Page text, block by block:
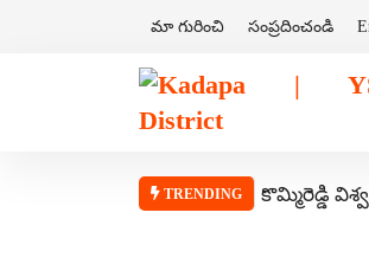
మా గురించి సంప్రదించండి
TRENDING కొమ్మిరెడ్డి